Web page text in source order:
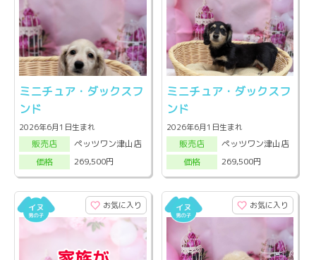
ミニチュア・ダックスフ
ンド
2026年6月1日生まれ
販売店
ペッツワン津山店
価格
269,500円
ミニチュア・ダックスフ
ンド
2026年6月1日生まれ
販売店
ペッツワン津山店
価格
269,500円
お気に入り お気に入り